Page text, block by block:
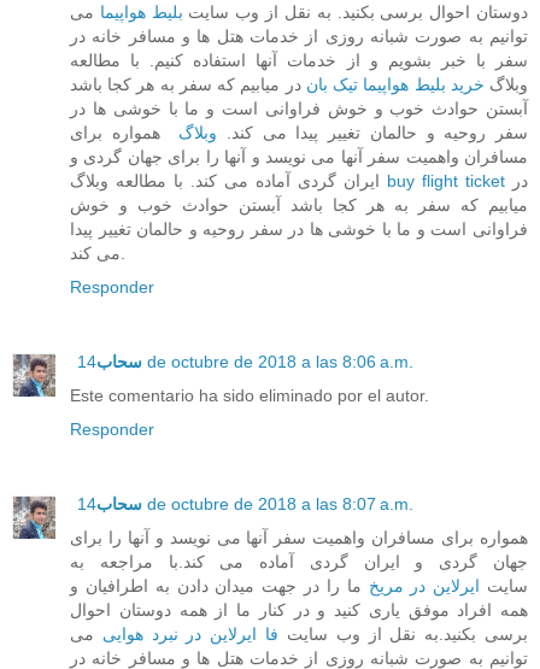
دوستان احوال برسی بکنید. به نقل از وب سایت بلیط هواپیما می
توانیم به صورت شبانه روزی از خدمات هتل ها و مسافر خانه در
سفر با خبر بشویم و از خدمات آنها استفاده کنیم. با مطالعه
وبلاگ خرید بلیط هواپیما تیک بان در میابیم که سفر به هر کجا باشد
آبستن حوادث خوب و خوش فراوانی است و ما با خوشی ها در
سفر روحیه و حالمان تغییر پیدا می کند. وبلاگ
همواره برای
مسافران واهمیت سفر آنها می نویسد و آنها را برای جهان گردی و
buy flight ticket
در
میابیم که سفر به هر کجا باشد آبستن حوادث خوب و خوش
فراوانی است و ما با خوشی ها در سفر روحیه و حالمان تغییر پیدا
Responder
سحاب 14 de octubre de 2018 a las 8:06 a.m.
Este comentario ha sido eliminado por el autor.
Responder
سحاب 14 de octubre de 2018 a las 8:07 a.m.
همواره برای مسافران واهمیت سفر آنها می نویسد و آنها را برای
جهان گردی و ایران گردی آماده می کند.با مراجعه به
سایت ایرلاین در مریخ ما را در جهت میدان دادن به اطرافیان و
همه افراد موفق یاری کنید و در کنار ما از همه دوستان احوال
برسی بکنید.به نقل از وب سایت فا ایرلاین در نبرد هوایی می
توانیم به صورت شبانه روزی از خدمات هتل ها و مسافر خانه در